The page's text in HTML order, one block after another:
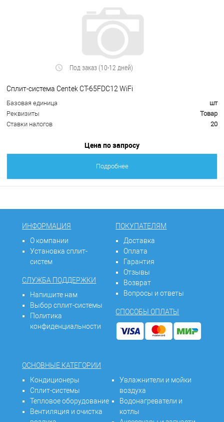
Под заказ (10-12 дней)
Сплит-система Centek CT-65FDC12 WiFi
Базовая единица
шт
Реквизиты
Товар
Ставки налогов
20
Цена по запросу
Подробнее
ИНФОРМАЦИЯ
О компании
Установка сплит-
систем
СЛУЖБА ПОДДЕРЖКИ
Напишите нам
Выбор сплит-системы
Политика
конфиденциальности
ПОКУПАТЕЛЯМ
Доставка
Оплата
Гарантия
Отзывы
Возврат
Вопросы и ответы
СПОСОБЫ ОПЛАТЫ
ОСНОВНЫЕ КАТЕГОРИИ
Кондиционеры
Сплит-системы
Тепловое оборудование
Вентиляция и очистка
Увлажнители и мойки
воздуха
Водонагреватели и
котлы